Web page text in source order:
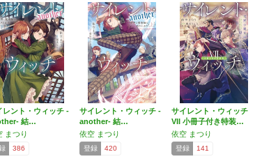
レント・ウィッチ -
結…
まつり
386
サイレント・ウィッチ -
another- 結…
依空 まつり
登録 420
サイレント・ウィッチ
VII 小冊子付き特装…
依空 まつり
登録 141